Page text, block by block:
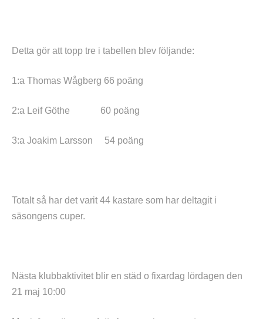
Detta gör att topp tre i tabellen blev följande:
1:a Thomas Wågberg 66 poäng
2:a Leif Göthe 60 poäng
3:a Joakim Larsson 54 poäng
Totalt så har det varit 44 kastare som har deltagit i
säsongens cuper.
Nästa klubbaktivitet blir en städ o fixardag lördagen den
21 maj 10:00